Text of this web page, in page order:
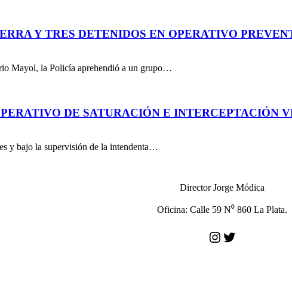
Y TRES DETENIDOS EN OPERATIVO
Mayol, la Policía aprehendió a un grupo…
DE SATURACIÓN E INTERCEPTACIÓN
y bajo la supervisión de la intendenta…
Director Jorge Módica
Oficina: Calle 59 N⁰ 860 La Plata.
Instagram
Twitter